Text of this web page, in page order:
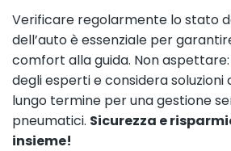
Verificare regolarmente lo stato
dell’auto è essenziale per
comfort alla guida. Non aspettare:
degli esperti e considera soluzioni
lungo termine per una gestione
pneumatici. Sicurezza e
insieme!